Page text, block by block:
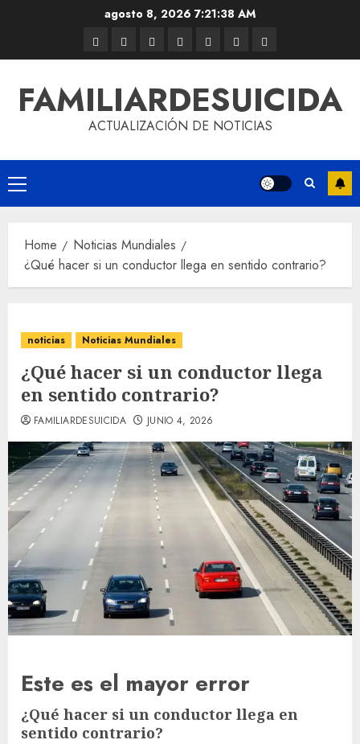
agosto 8, 2026 7:21:39 AM
FAMILIARDESUICIDA
ACTUALIZACIÓN DE NOTICIAS
Home
Noticias Mundiales
¿Qué hacer si un conductor llega en sentido contrario?
noticias Noticias Mundiales
¿Qué hacer si un conductor llega
en sentido contrario?
FAMILIARDESUICIDA JUNIO 4, 2026
Este es el mayor error
¿Qué hacer si un conductor llega en
sentido contrario?